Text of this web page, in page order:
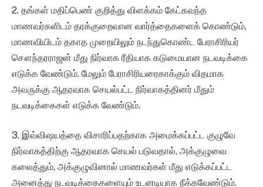
2. தங்கள் மதிப்பெண் குறித்து விளக்கம் கேட்கவந்த
மாணவர்களிடம் தரக்குறைவான வார்த்தைகளைக் கொண்டும்,
மாணவியிடம் தகாத முறையிலும் நடந்துகொண்ட பேராசிரியர்
சௌந்தரராஜன் மீது நிர்வாக ரீதியாக கடுமையான நடவடிக்கை
எடுக்க வேண்டும். மேலும் பேராசிரியரைகாக்கும் விதமாக
அவருக்கு ஆதரவாக செயல்பட்ட நிர்வாகத்தினர் மீதும்
நடவடிக்கைகள் எடுக்க வேண்டும்.
3. இவ்விஷயத்தை விசாரிப்பதற்காக அமைக்கப்பட்ட குழுவே
நிர்வாகத்திற்கு ஆதரவாக செயல் படுவதால், அக்குழுவை
கலைத்தும், அக்குழுவினால் மாணவர்கள் மீது எடுக்கப்பட்ட
அனைத்து நடவடிக்கைகளையும் உடனடியாக நீக்கவேண்டும்.